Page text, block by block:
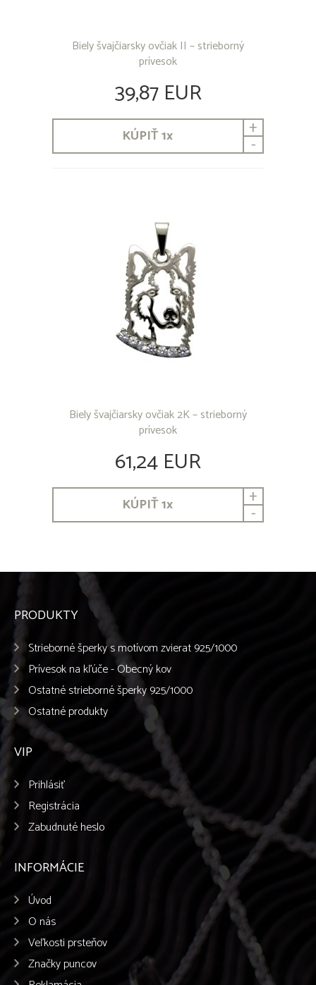
Biely švajčiarsky ovčiak II – strieborný
prívesok
39,87 EUR
KÚPIŤ1x +
-
Biely švajčiarsky ovčiak 2K – strieborný
prívesok
61,24 EUR
KÚPIŤ1x +
-
PRODUKTY
Strieborné šperky s motívom zvierat 925/1000
Prívesok na kľúče - Obecný kov
Ostatné strieborné šperky 925/1000
Ostatné produkty
VIP
Prihlásiť
Registrácia
Zabudnuté heslo
INFORMÁCIE
Úvod
O nás
Veľkosti prsteňov
Značky puncov